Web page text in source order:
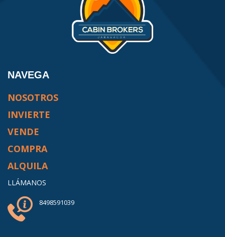
NAVEGA
NOSOTROS
INVIERTE
VENDE
COMPRA
ALQUILA
LLÁMANOS
8498591039